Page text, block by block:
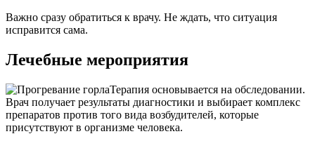
Важно сразу обратиться к врачу. Не ждать, что ситуация
исправится сама.
Лечебные мероприятия
Терапия основывается на обследовании.
Врач получает результаты диагностики и выбирает комплекс
препаратов против того вида возбудителей, которые
присутствуют в организме человека.